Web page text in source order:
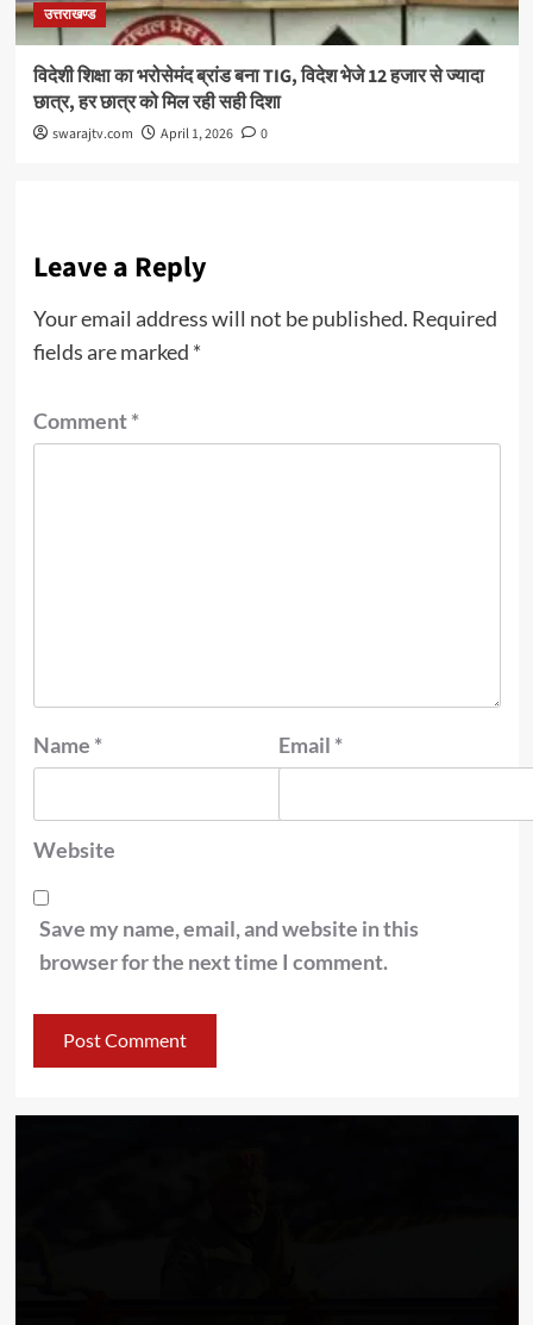
उत्तराखण्ड
विदेशी शिक्षा का भरोसेमंद ब्रांड बना TIG, विदेश भेजे 12 हजार से ज्यादा
छात्र, हर छात्र को मिल रही सही दिशा
swarajtv.com April 1, 2026 0
Leave a Reply
Your email address will not be published. Required
fields are marked *
Comment*
Name * Email *
Website
Save my name, email, and website in this
browser for the next time I comment.